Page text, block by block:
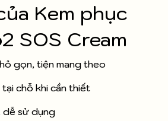
Kem phục
SOS Cream
gọn, tiện mang theo
chỗ khi cần thiết
dễ sử dụng